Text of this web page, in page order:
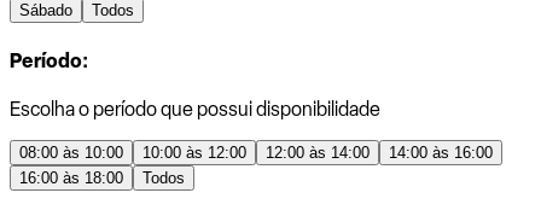
Sábado
Todos
Período:
Escolha o período que possui disponibilidade
08:00 às 10:00 10:00 às 12:00 12:00 às 14:00
14:00 às 16:00
16:00 às 18:00
Todos